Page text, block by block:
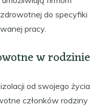
do specyfiki
pracy.
w rodzinie
od swojego życia
członków rodziny